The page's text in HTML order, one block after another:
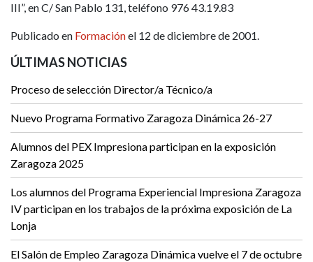
III”, en C/ San Pablo 131, teléfono 976 43.19.83
Publicado en Formaciónel 12 de diciembre de 2001.
ÚLTIMAS NOTICIAS
Proceso de selección Director/a Técnico/a
Nuevo Programa Formativo Zaragoza Dinámica 26-27
Alumnos del PEX Impresiona participan en la exposición
Zaragoza 2025
Los alumnos del Programa Experiencial Impresiona Zaragoza
IV participan en los trabajos de la próxima exposición de La
Lonja
El Salón de Empleo Zaragoza Dinámica vuelve el 7 de octubre